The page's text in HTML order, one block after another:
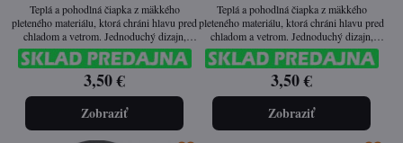
Teplá a pohodlná čiapka z mäkkého
pleteného materiálu, ktorá chráni hlavu pred
chladom a vetrom. Jednoduchý dizajn,
ktorý sa hodí ku každej zimej výbave.
3,50 €
Zobraziť
Teplá a pohodlná čiapka z mäkkého
pleteného materiálu, ktorá chráni hlavu pred
chladom a vetrom. Jednoduchý dizajn,
ktorý sa hodí ku každej zimnej výbave.
3,50 €
Zobraziť